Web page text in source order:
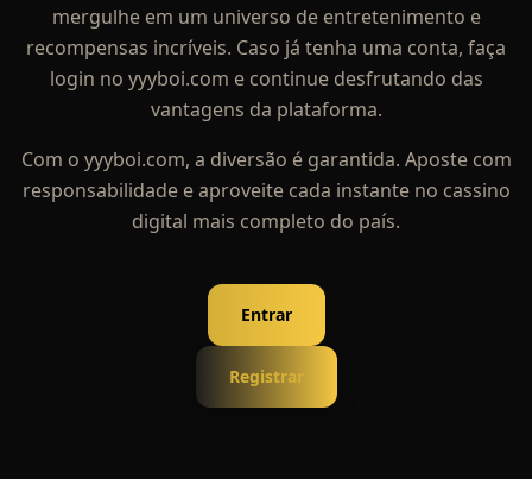
mergulhe em um universo de entretenimento e
recompensas incríveis. Caso já tenha uma conta, faça
login no yyyboi.com e continue desfrutando das
vantagens da plataforma.
Com o yyyboi.com, a diversão é garantida. Aposte com
responsabilidade e aproveite cada instante no cassino
digital mais completo do país.
Entrar
Registrar